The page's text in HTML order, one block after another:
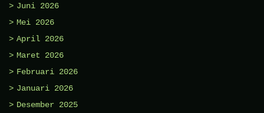
Juni 2026
Mei 2026
April 2026
Maret 2026
Februari 2026
Januari 2026
Desember 2025